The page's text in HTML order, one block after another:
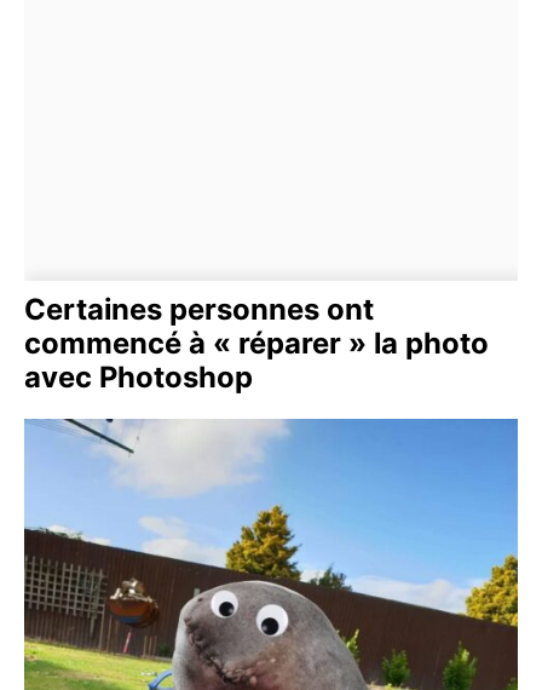
Certaines personnes ont
commencé à « réparer » la photo
avec Photoshop